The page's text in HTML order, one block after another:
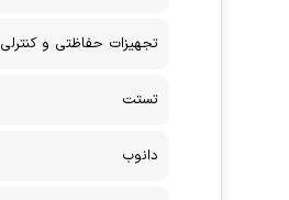
تجهیزات حفاظتی و کنترلی
تستت
دانوب